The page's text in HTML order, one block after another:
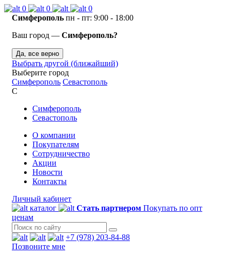
0 0
0
Симферополь пн - пт: 9:00 - 18:00
Ваш город — Симферополь?
Да, все верно
Выбрать другой (ближайший)
Выберите город
Симферополь Севастополь
С
Симферополь
Севастополь
О компании
Покупателям
Сотрудничество
Акции
Новости
Контакты
Личный кабинет
каталог
Стать партнером Покупать по опт
ценам
+7 (978) 203-84-88
Позвоните мне